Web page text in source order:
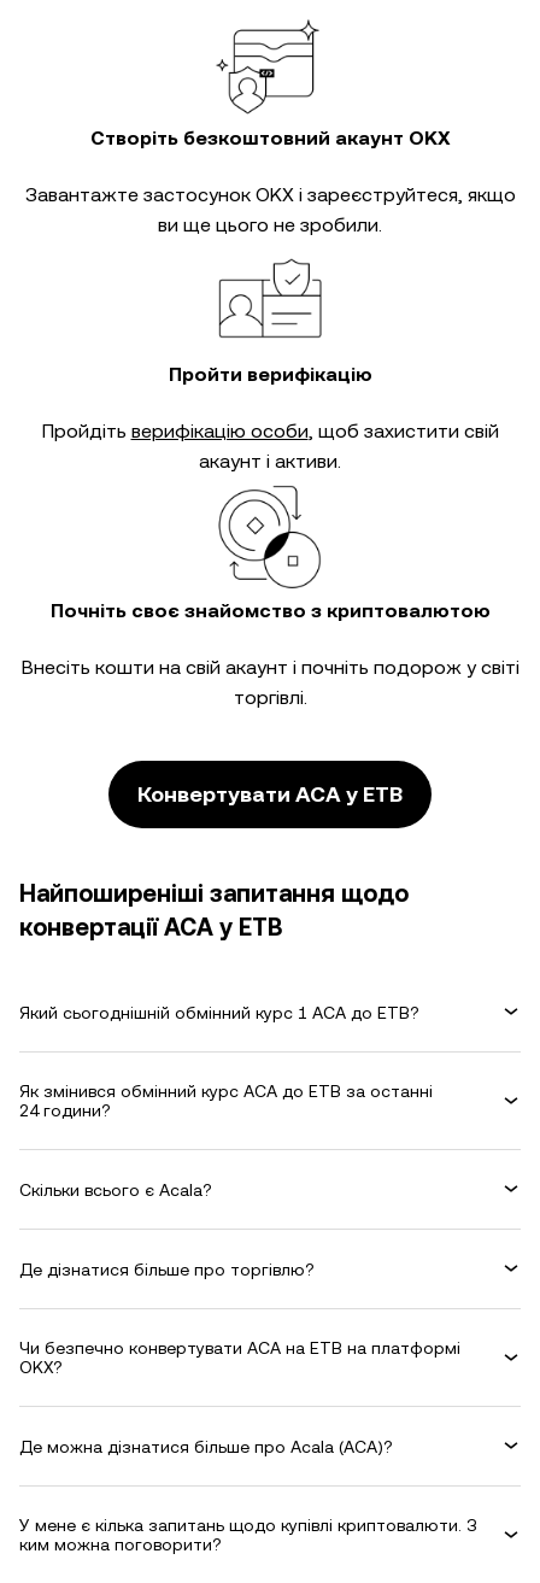
Створіть безкоштовний акаунт OKX
Завантажте застосунок OKX і зареєструйтеся, якщо
ви ще цього не зробили.
Пройти верифікацію
Пройдіть верифікацію особи, щоб захистити свій
акаунт і активи.
Почніть своє знайомство з криптовалютою
Внесіть кошти на свій акаунт і почніть подорож у світі
торгівлі.
Конвертувати ACA у ETB
Найпоширеніші запитання щодо
конвертації ACA у ETB
Який сьогоднішній обмінний курс 1 ACA до ETB?
Як змінився обмінний курс ACA до ETB за останні
24 години?
Скільки всього є Acala?
Де дізнатися більше про торгівлю?
Чи безпечно конвертувати ACA на ETB на платформі
OKX?
Де можна дізнатися більше про Acala (ACA)?
У мене є кілька запитань щодо купівлі криптовалюти. З
ким можна поговорити?